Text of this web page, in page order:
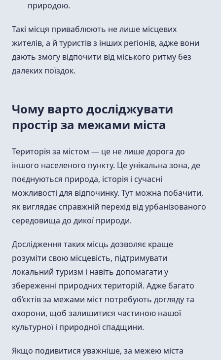
природою.
Такі місця приваблюють не лише місцевих
жителів, а й туристів з інших регіонів, адже вони
дають змогу відпочити від міського ритму без
далеких поїздок.
Чому варто досліджувати
простір за межами міста
Територія за містом — це не лише дорога до
іншого населеного пункту. Це унікальна зона, де
поєднуються природа, історія і сучасні
можливості для відпочинку. Тут можна побачити,
як виглядає справжній перехід від урбанізованого
середовища до дикої природи.
Дослідження таких місць дозволяє краще
розуміти свою місцевість, підтримувати
локальний туризм і навіть допомагати у
збереженні природних територій. Адже багато
об’єктів за межами міст потребують догляду та
охорони, щоб залишитися частиною нашої
культурної і природної спадщини.
Якщо подивитися уважніше, за межею міста